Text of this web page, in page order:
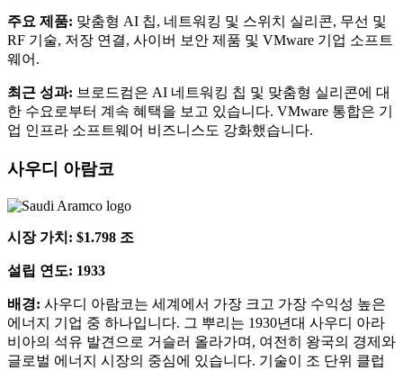
주요 제품: 맞춤형 AI 칩, 네트워킹 및 스위치 실리콘, 무선 및
RF 기술, 저장 연결, 사이버 보안 제품 및 VMware 기업 소프트
웨어.
최근 성과: 브로드컴은 AI 네트워킹 칩 및 맞춤형 실리콘에 대
한 수요로부터 계속 혜택을 보고 있습니다. VMware 통합은 기
업 인프라 소프트웨어 비즈니스도 강화했습니다.
사우디 아람코
시장 가치: $1.798 조
설립 연도: 1933
배경: 사우디 아람코는 세계에서 가장 크고 가장 수익성 높은
에너지 기업 중 하나입니다. 그 뿌리는 1930년대 사우디 아라
비아의 석유 발견으로 거슬러 올라가며, 여전히 왕국의 경제와
글로벌 에너지 시장의 중심에 있습니다. 기술이 조 단위 클럽